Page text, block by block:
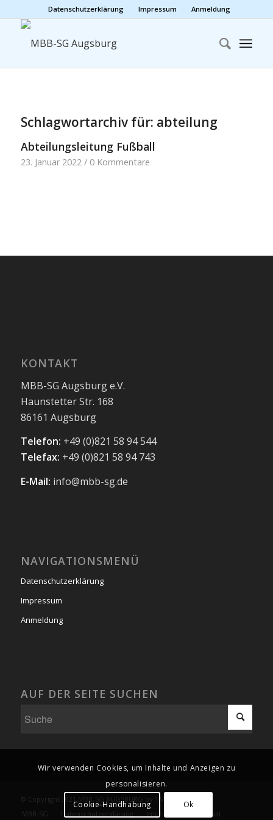
Datenschutzerklärung Impressum Anmeldung
Schlagwortarchiv für: abteilung
Abteilungsleitung Fußball
23. Januar 2022 / 0 Kommentare
KONTAKT
MBB-SG Augsburg e.V.
Haunstetter Str. 168
86161 Augsburg
Telefon: +49 (0)821 58 94 544
Telefax: +49 (0)821 58 94 743
E-Mail: info@mbb-sg.de
NAVIGATIONSMENÜ
Datenschutzerklärung
Impressum
Anmeldung
AUF DER SEITE SUCHEN
© Copyright 2021 MBB-SG AUGSBURG by TMA-GraphPics
MBB-SG
Datenschutzerklärung Impressum Kontakt
Wir verwenden Cookies, um Inhalte und Anzeigen zu
personalisieren.
Cookie-Handhabung Ok